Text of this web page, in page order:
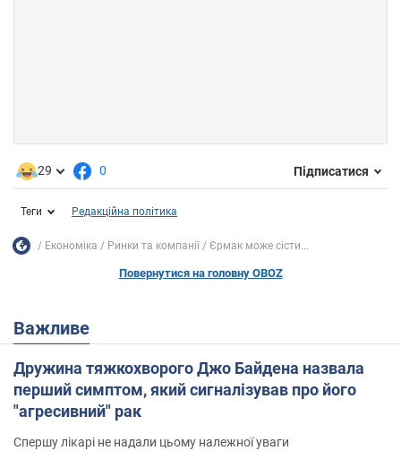
29 0 Підписатися
Теги Редакційна політика
Економіка Ринки та компанії Єрмак може сісти...
Повернутися на головну OBOZ
Важливе
Дружина тяжкохворого Джо Байдена назвала
перший симптом, який сигналізував про його
"агресивний" рак
Спершу лікарі не надали цьому належної уваги